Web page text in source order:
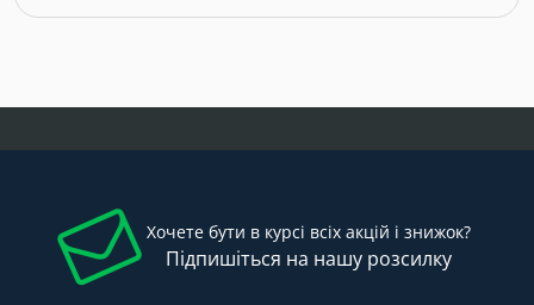
Хочете бути в курсі всіх акцій і знижок?
Підпишіться на нашу розсилку